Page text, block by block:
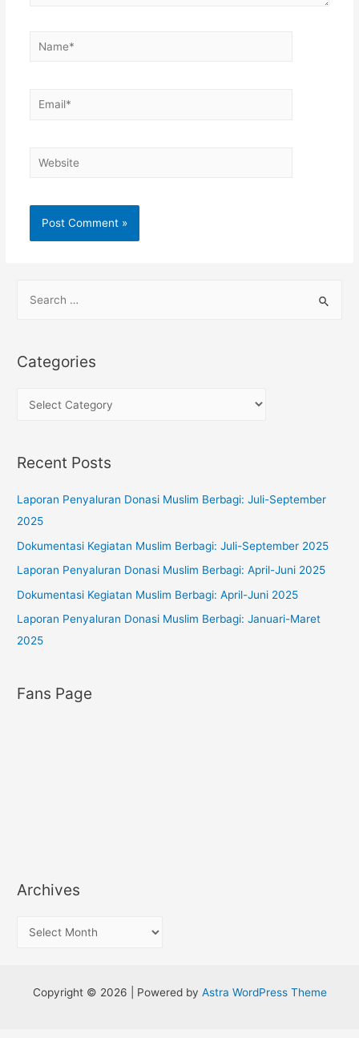
r
r
Categories
e
o
r
i
e
s
Recent Posts
Laporan Penyaluran Donasi Muslim Berbagi: Juli-September
2025
Dokumentasi Kegiatan Muslim Berbagi: Juli-September 2025
Laporan Penyaluran Donasi Muslim Berbagi: April-Juni 2025
Dokumentasi Kegiatan Muslim Berbagi: April-Juni 2025
Laporan Penyaluran Donasi Muslim Berbagi: Januari-Maret
2025
Fans Page
Archives
Copyright © 2026 | Powered by Astra WordPress Theme